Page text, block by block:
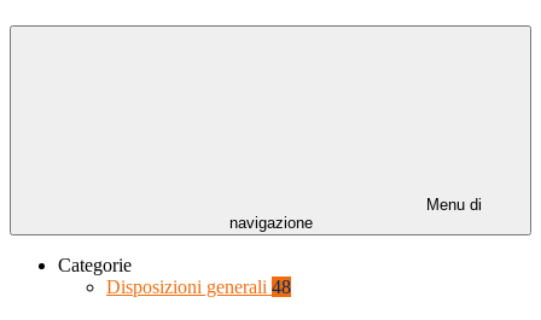
Menu di
navigazione
Categorie
Disposizioni generali 48